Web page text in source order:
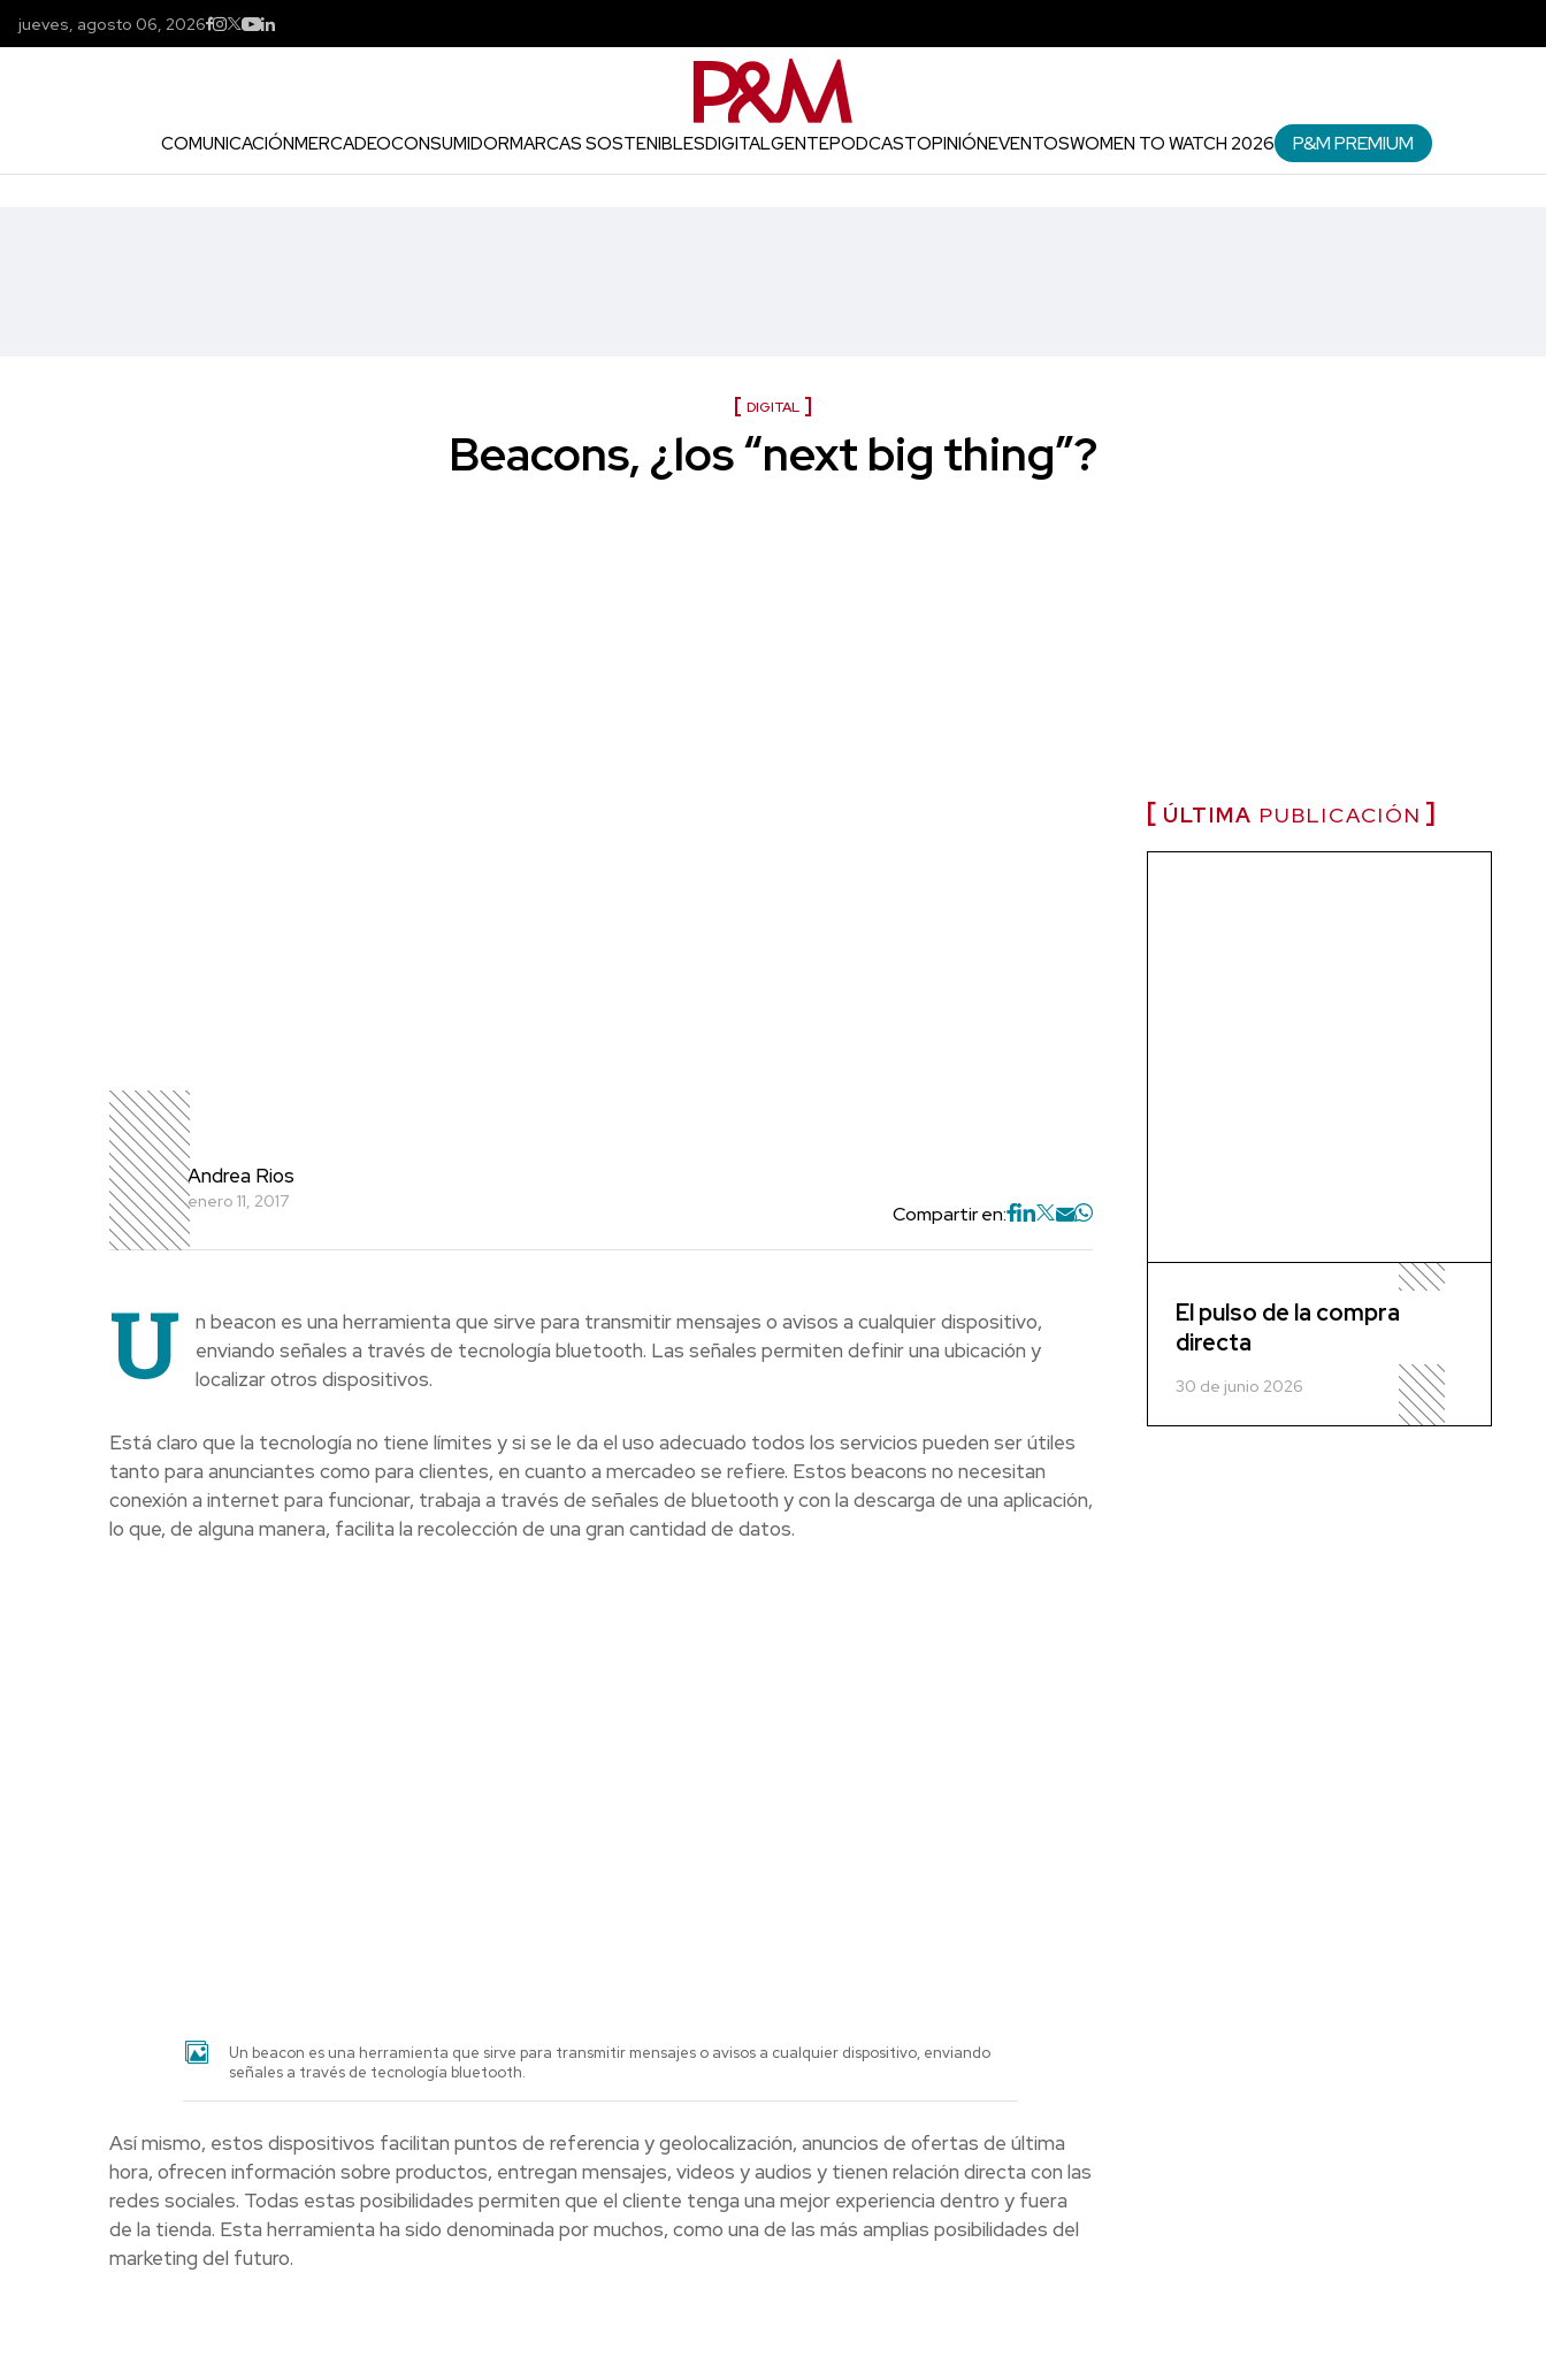
jueves, agosto 06, 2026
COMUNICACIÓNMERCADEOCONSUMIDORMARCAS SOSTENIBLESDIGITALGENTEPODCASTOPINIÓNEVENTOSWOMEN TO WATCH 2026 P&M PREMIUM
DIGITAL
Beacons, ¿los “next big thing”?
Andrea Rios
enero 11, 2017
Compartir en:
U
n beacon es una herramienta que sirve para transmitir mensajes o avisos a cualquier dispositivo,
enviando señales a través de tecnología bluetooth. Las señales permiten definir una ubicación y
localizar otros dispositivos.
Está claro que la tecnología no tiene límites y si se le da el uso adecuado todos los servicios pueden ser útiles
tanto para anunciantes como para clientes, en cuanto a mercadeo se refiere. Estos beacons no necesitan
conexión a internet para funcionar, trabaja a través de señales de bluetooth y con la descarga de una aplicación,
lo que, de alguna manera, facilita la recolección de una gran cantidad de datos.
Un beacon es una herramienta que sirve para transmitir mensajes o avisos a cualquier dispositivo, enviando
señales a través de tecnología bluetooth.
Así mismo, estos dispositivos facilitan puntos de referencia y geolocalización, anuncios de ofertas de última
hora, ofrecen información sobre productos, entregan mensajes, videos y audios y tienen relación directa con las
redes sociales. Todas estas posibilidades permiten que el cliente tenga una mejor experiencia dentro y fuera
de la tienda. Esta herramienta ha sido denominada por muchos, como una de las más amplias posibilidades del
marketing del futuro.
ÚLTIMA PUBLICACIÓN
El pulso de la compra
directa
30 de junio 2026